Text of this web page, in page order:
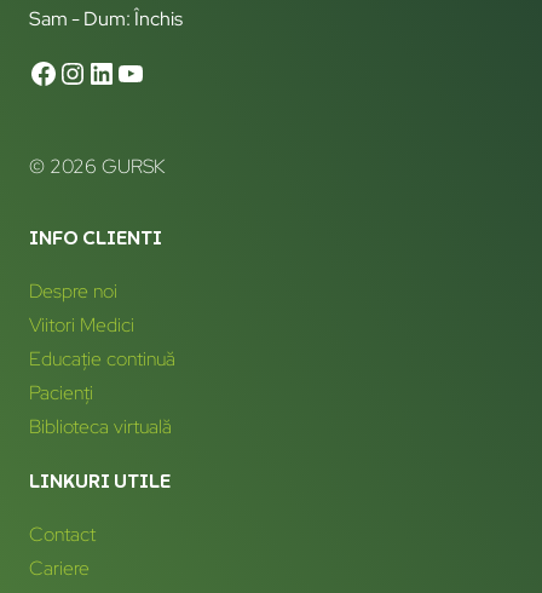
Sam - Dum: Închis
© 2026 GURSK
INFO CLIENTI
Despre noi
Viitori Medici
Educație continuă
Pacienți
Biblioteca virtuală
LINKURI UTILE
Contact
Cariere